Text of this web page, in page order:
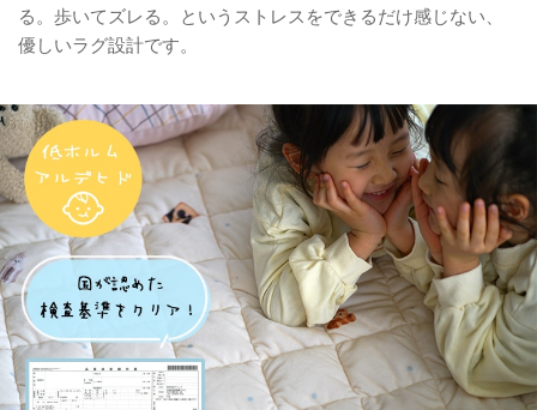
る。歩いてズレる。というストレスをできるだけ感じない、
優しいラグ設計です。